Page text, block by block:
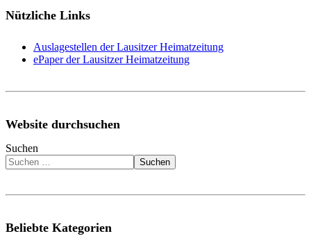
Nützliche Links
Auslagestellen der Lausitzer Heimatzeitung
ePaper der Lausitzer Heimatzeitung
Website durchsuchen
Suchen
Suchen
Beliebte Kategorien